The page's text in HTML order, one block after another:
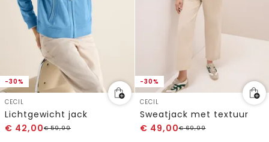
-30%
CECIL
Lichtgewicht jack
€ 42,00€59,99
-30%
CECIL
Sweatjack met textuur
€ 49,00€69,99